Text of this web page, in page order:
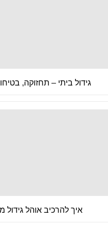
גידול ביתי – תחזוקה,
איך להרכיב אוהל גידול